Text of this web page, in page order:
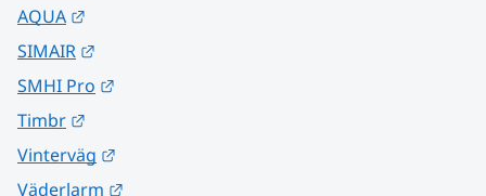
AQUA
SIMAIR
SMHI Pro
Timbr
Vinterväg
Väderlarm